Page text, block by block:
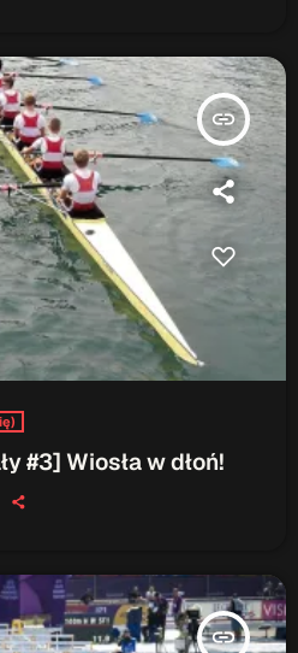
insert_link
#3] Wiosła w dłoń!
insert_link